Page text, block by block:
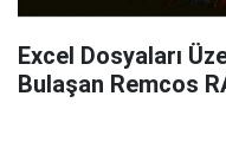
Excel Dosyaları
Bulaşan Remcos